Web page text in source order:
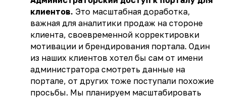
клиентов. Это масштабная доработка,
важная для аналитики продаж на стороне
клиента, своевременной корректировки
мотивации и брендирования портала. Один
из наших клиентов хотел бы сам от имени
администратора смотреть данные на
портале, от других тоже поступали похожие
просьбы. Мы планируем масштабировать